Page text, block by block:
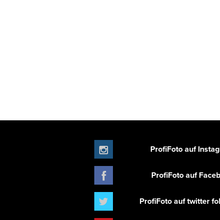
ProfiFoto auf
ProfiFoto auf
ProfiFoto auf twitter